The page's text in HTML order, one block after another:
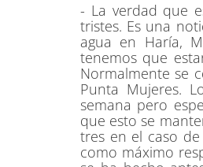
- La verdad que
tristes. Es una
agua en Haría,
tenemos que
Normalmente se
Punta Mujeres.
semana pero
que esto se
tres en el caso
como máximo